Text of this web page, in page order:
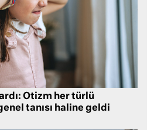
Otizm her türlü
tanısı haline geldi